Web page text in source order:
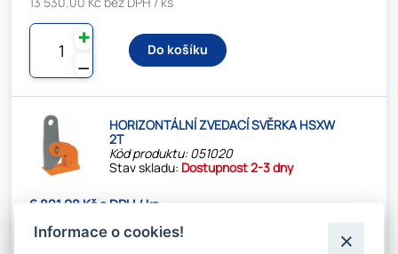
⚊
✚
Do košíku
HORIZONTÁLNÍ ZVEDACÍ SVĚRKA HSXW
2T
Kód produktu: 051020
Stav skladu: Dostupnost 2-3 dny
6 821.98 Kč s DPH / ks
Informace o cookies!